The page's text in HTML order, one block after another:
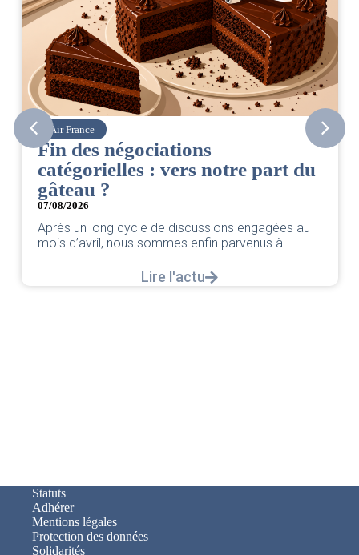
Air France
Fin des négociations
catégorielles : vers notre part du
gâteau ?
07/08/2026
Après un long cycle de discussions engagées au
mois d’avril, nous sommes enfin parvenus à...
Lire l'actu
Statuts
Adhérer
Mentions légales
Protection des données
Solidarités